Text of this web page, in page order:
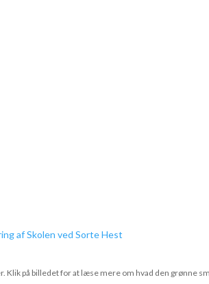
Klik på billedet for at læse mere om hvad den grønne